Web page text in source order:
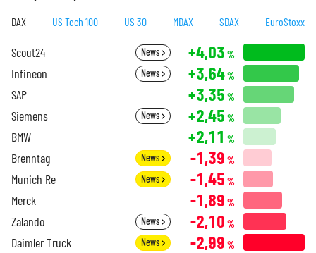
DAX US Tech 100 US 30 MDAX SDAX EuroStoxx
Scout24 News +4,03 %
Infineon News +3,64%
SAP +3,35 %
Siemens News +2,45 %
BMW +2,11 %
Brenntag News -1,39 %
Munich Re News -1,45 %
Merck -1,89 %
Zalando News -2,10 %
Daimler Truck News -2,99 %